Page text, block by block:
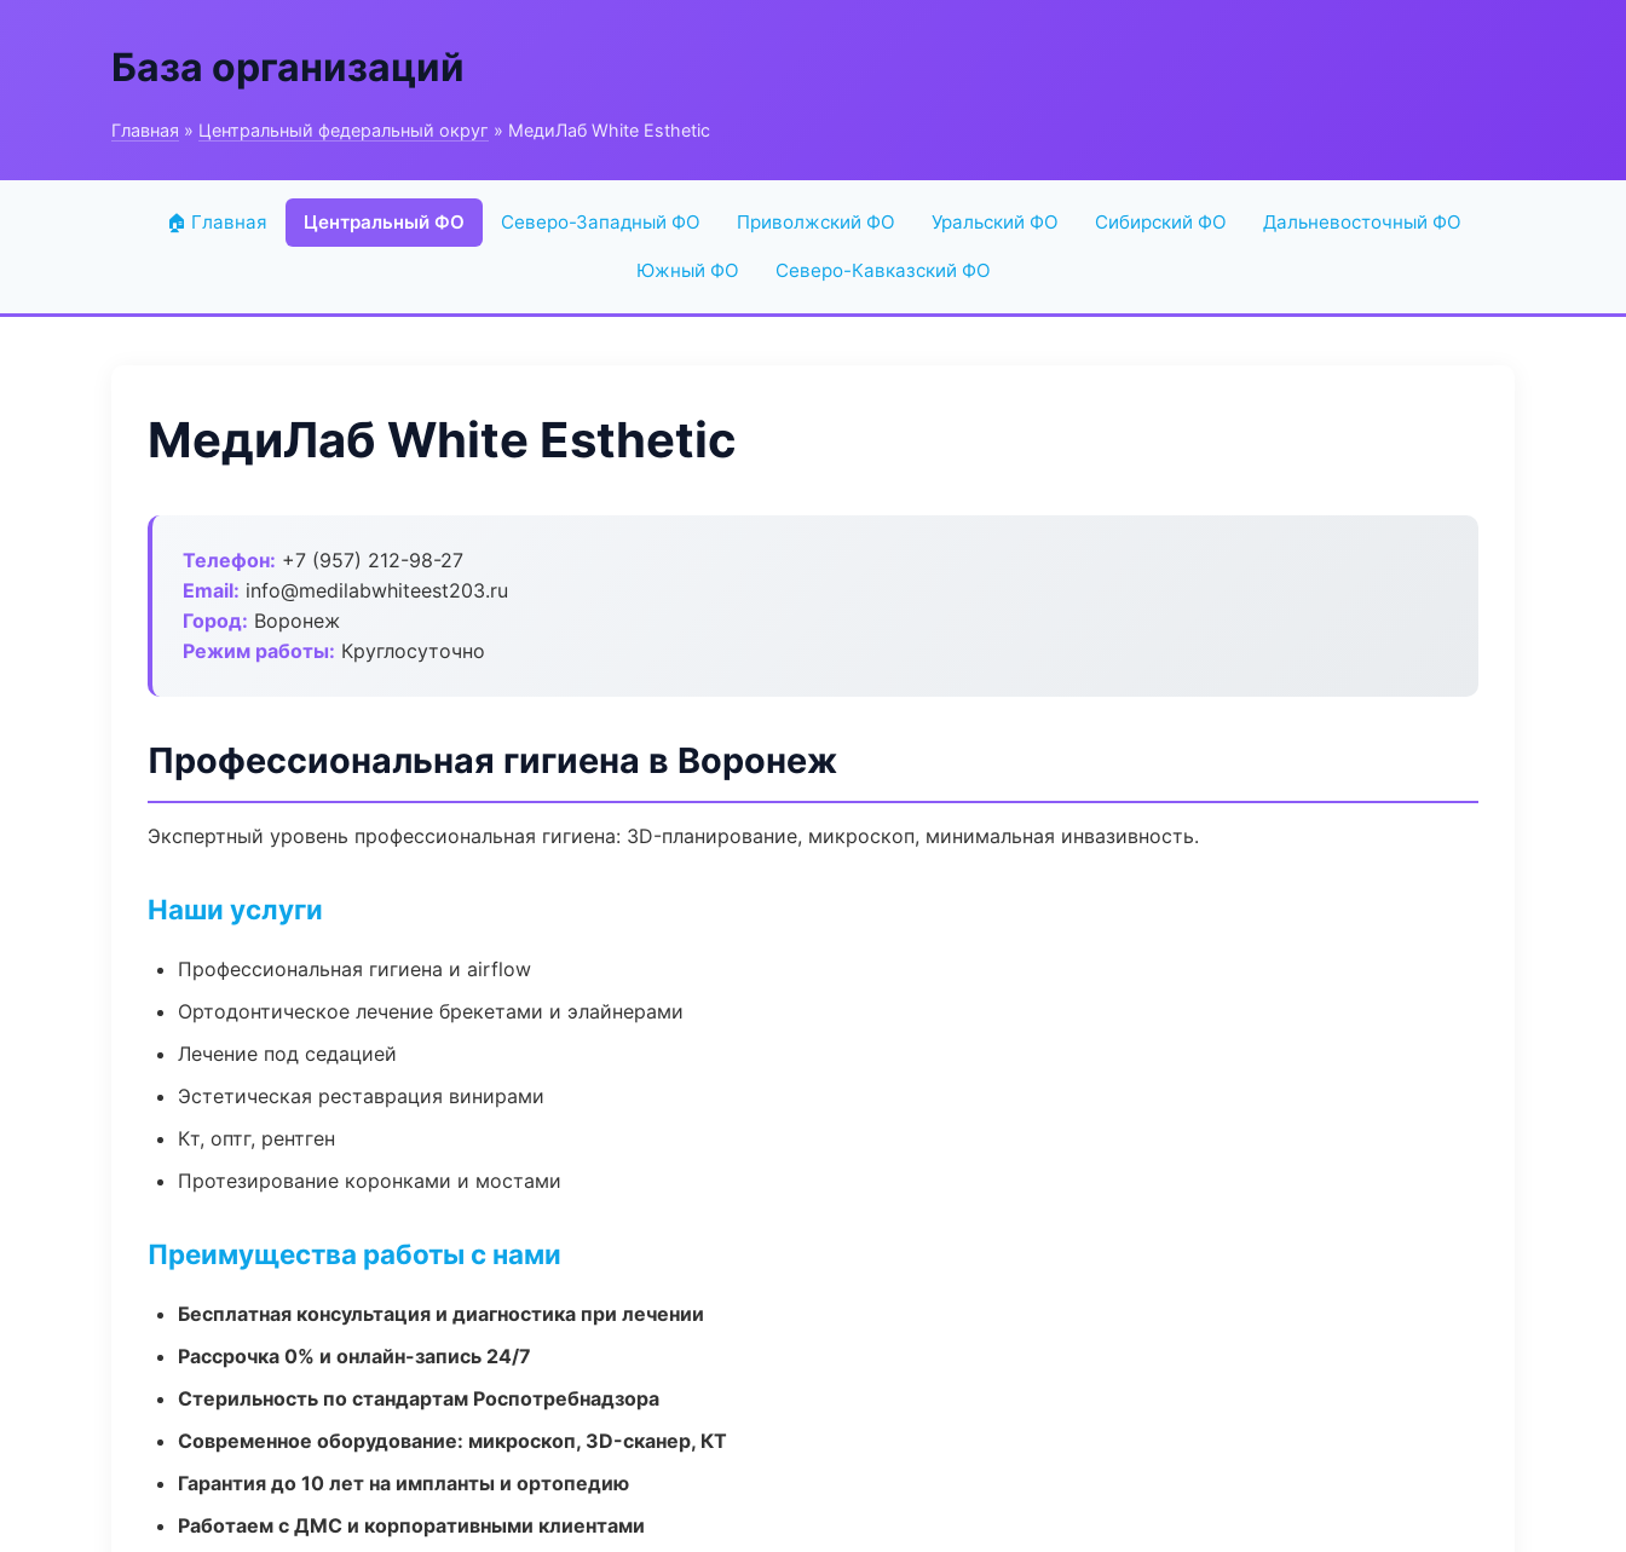
База организаций
Главная » Центральный федеральный округ » МедиЛаб White Esthetic
🏠 Главная Центральный ФО Северо-Западный ФО Приволжский ФО Уральский ФО Сибирский ФО Дальневосточный ФО
Южный ФО Северо-Кавказский ФО
МедиЛаб White Esthetic
Телефон: +7 (957) 212-98-27
Email: info@medilabwhiteest203.ru
Город: Воронеж
Режим работы: Круглосуточно
Профессиональная гигиена в Воронеж
Экспертный уровень профессиональная гигиена: 3D-планирование, микроскоп, минимальная инвазивность.
Наши услуги
Профессиональная гигиена и airflow
Ортодонтическое лечение брекетами и элайнерами
Лечение под седацией
Эстетическая реставрация винирами
Кт, оптг, рентген
Протезирование коронками и мостами
Преимущества работы с нами
Бесплатная консультация и диагностика при лечении
Рассрочка 0% и онлайн-запись 24/7
Стерильность по стандартам Роспотребнадзора
Современное оборудование: микроскоп, 3D-сканер, КТ
Гарантия до 10 лет на импланты и ортопедию
Работаем с ДМС и корпоративными клиентами